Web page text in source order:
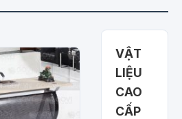
VẬT
LIỆU
CAO
CẤP